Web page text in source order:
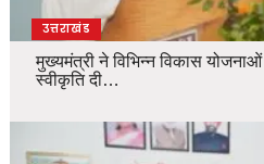
उत्तराखंड
मुख्यमंत्री ने विभिन्न विकास
स्वीकृति दी…